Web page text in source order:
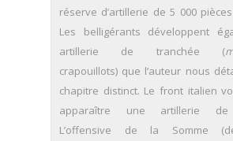
réserve d’artillerie de 5 000
Les belligérants développent
artillerie de tranchée (
crapouillots) que l’auteur nous
chapitre distinct. Le front italien
apparaître une artillerie de
L’offensive de la Somme